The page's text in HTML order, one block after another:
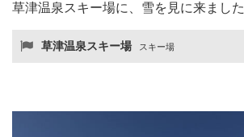
草津温泉スキー場に、雪を見に来ました
草津温泉スキー場 スキー場